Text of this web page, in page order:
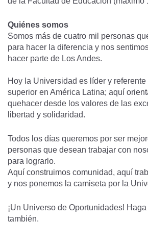
Quiénes somos
Somos más de cuatro mil personas
para hacer la diferencia y nos
hacer parte de Los Andes.
Hoy la Universidad es líder y
superior en América Latina; aquí
quehacer desde los valores de las
libertad y solidaridad.
Todos los días queremos por ser
personas que desean trabajar con
para lograrlo.
Aquí construimos comunidad, aquí
y nos ponemos la camiseta por la
¡Un Universo de Oportunidades!
también.